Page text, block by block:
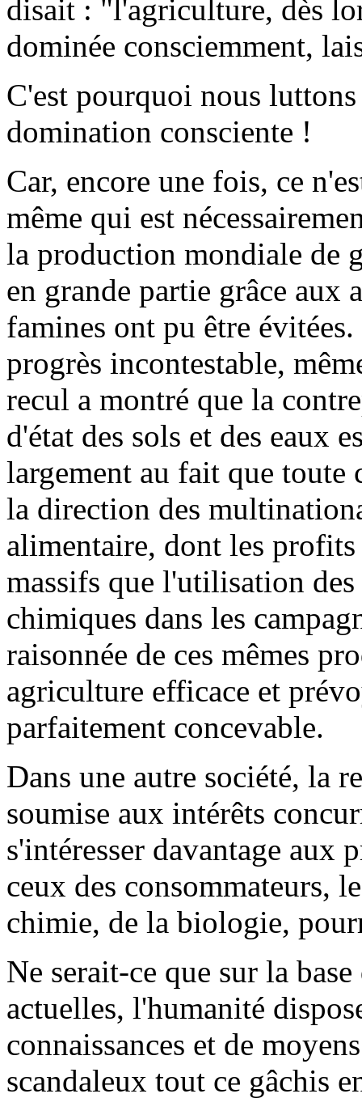
disait : "l'agriculture, dès
dominée consciemment,
C'est pourquoi nous
domination consciente !
Car, encore une fois, ce
même qui est
la production mondiale de
en grande partie grâce aux
famines ont pu être
progrès incontestable,
recul a montré que la
d'état des sols et des eaux
largement au fait que toute
la direction des
alimentaire, dont les profits
massifs que l'utilisation
chimiques dans les
raisonnée de ces mêmes
agriculture efficace et
parfaitement concevable.
Dans une autre société, la
soumise aux intérêts
s'intéresser davantage aux
ceux des consommateurs,
chimie, de la biologie,
Ne serait-ce que sur la
actuelles, l'humanité
connaissances et de
scandaleux tout ce gâchis